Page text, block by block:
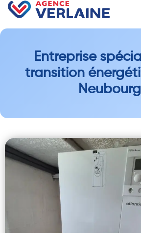
Entreprise
transition
Neubourg